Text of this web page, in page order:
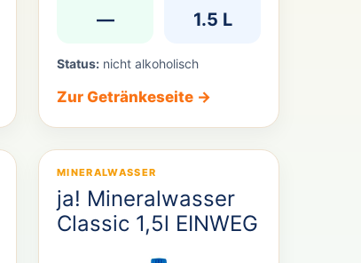
— 1.5 L
Status: nicht alkoholisch
Zur Getränkeseite →
MINERALWASSER
ja! Mineralwasser
Classic 1,5l EINWEG